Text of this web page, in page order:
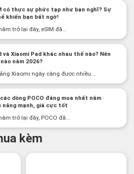
có thực sự phức tạp như bạn nghĩ? Sự
khiến bạn bất ngờ!
trở lại đây, eSIM đã...
và Xiaomi Pad khác nhau thế nào? Nên
năm 2026?
Xiaomi ngày càng được nhiều...
dòng POCO đáng mua nhất năm
năng mạnh, giá cực tốt
trở lại đây, POCO đã...
kèm